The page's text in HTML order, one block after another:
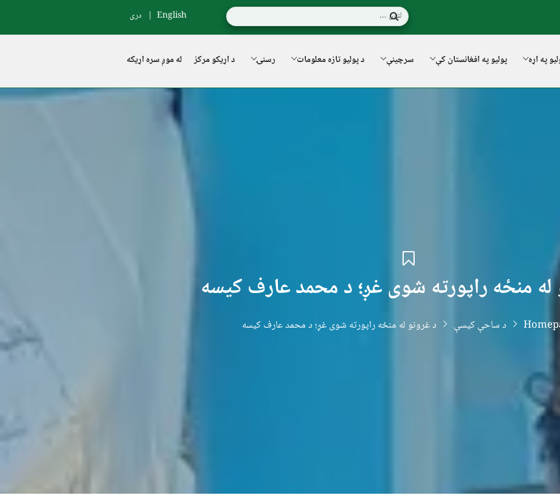
English دری
په اړه پولیو په افغانستان کې سرچینې د پولیو تازه معلومات رسنۍ د اړیکو مرکز له موږ سره اړیکه
له منځه راپورته شوی غږ؛ د محمد عارف کیسه
د ساحې کیسې د غرونو له منځه راپورته شوی غږ؛ د محمد عارف کیسه